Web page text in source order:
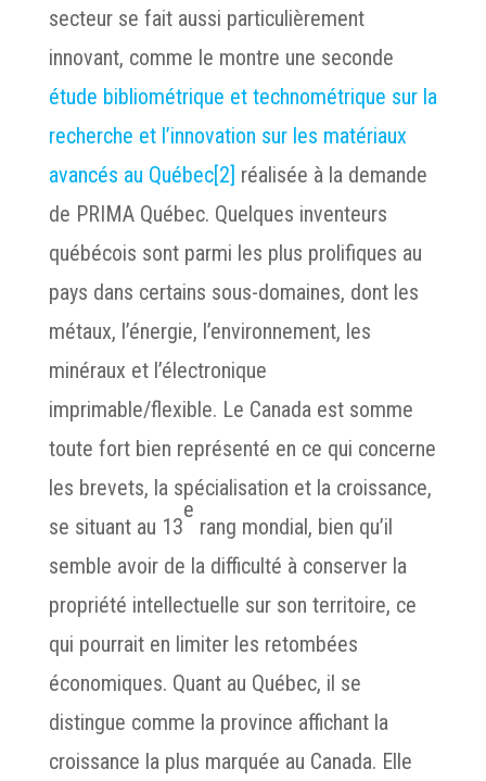
secteur se fait aussi particulièrement
innovant, comme le montre une seconde
étude bibliométrique et technométrique sur la
recherche et l’innovation sur les matériaux
avancés au Québec[2] réalisée à la demande
de PRIMA Québec. Quelques inventeurs
québécois sont parmi les plus prolifiques au
pays dans certains sous-domaines, dont les
métaux, l’énergie, l’environnement, les
minéraux et l’électronique
imprimable/flexible. Le Canada est somme
toute fort bien représenté en ce qui concerne
les brevets, la spécialisation et la croissance,
se situant au 13
e
rang mondial, bien qu’il
semble avoir de la difficulté à conserver la
propriété intellectuelle sur son territoire, ce
qui pourrait en limiter les retombées
économiques. Quant au Québec, il se
distingue comme la province affichant la
croissance la plus marquée au Canada. Elle